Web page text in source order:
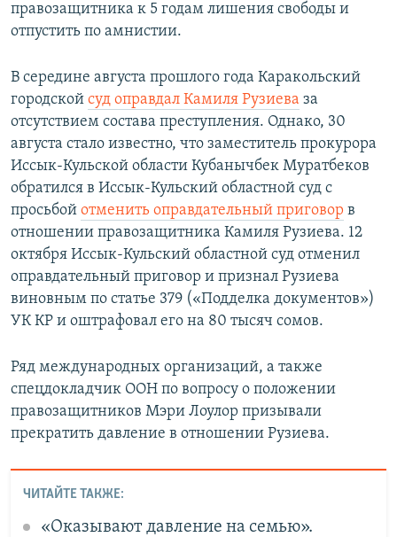
правозащитника к 5 годам лишения свободы и
отпустить по амнистии.
В середине августа прошлого года Каракольский
городской суд оправдал Камиля Рузиева за
отсутствием состава преступления. Однако, 30
августа стало известно, что заместитель прокурора
Иссык-Кульской области Кубанычбек Муратбеков
обратился в Иссык-Кульский областной суд с
просьбой отменить оправдательный приговор в
отношении правозащитника Камиля Рузиева. 12
октября Иссык-Кульский областной суд отменил
оправдательный приговор и признал Рузиева
виновным по статье 379 («Подделка документов»)
УК КР и оштрафовал его на 80 тысяч сомов.
Ряд международных организаций, а также
спецдокладчик ООН по вопросу о положении
правозащитников Мэри Лоулор призывали
прекратить давление в отношении Рузиева.
ЧИТАЙТЕ ТАКЖЕ:
«Оказывают давление на семью».